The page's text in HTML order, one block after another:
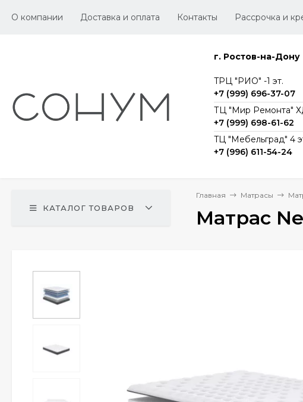
О компании Доставка и оплата Контакты Рассрочка и
г. Ростов-на-Дону
TРЦ "РИО" -1 эт.
+7 (999) 696-37-07
ТЦ "Мир Ремонта"
+7 (999) 698-61-62
TЦ "Мебельград" 4
+7 (996) 611-54-24
КАТАЛОГ ТОВАРОВ
Главная Матрасы
Матрас